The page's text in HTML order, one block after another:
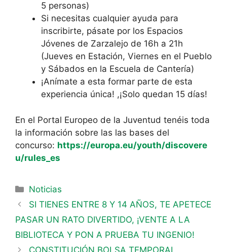
5 personas)
Si necesitas cualquier ayuda para
inscribirte, pásate por los Espacios
Jóvenes de Zarzalejo de 16h a 21h
(Jueves en Estación, Viernes en el Pueblo
y Sábados en la Escuela de Cantería)
¡Anímate a esta formar parte de esta
experiencia única! ,¡Solo quedan 15 días!
En el Portal Europeo de la Juventud tenéis toda
la información sobre las las bases del
concurso: https://europa.eu/youth/discovere
u/rules_es
Noticias
SI TIENES ENTRE 8 Y 14 AÑOS, TE APETECE
PASAR UN RATO DIVERTIDO, ¡VENTE A LA
BIBLIOTECA Y PON A PRUEBA TU INGENIO!
CONSTITUCIÓN BOLSA TEMPORAL